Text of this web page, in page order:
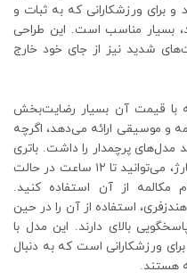
و برای ورزشکارانی که به ثبات و
بسیار مناسب است. این طراحی
شدید نیز از جای خود خارج
با قیمت آن بسیار رضایت‌بخش
و موسیقی ارائه می‌دهد، اگرچه
مدل‌های پرچمدار را داشت. باتری
این مدل عمر مناسبی دارد و با یک بار شارژ، می‌توانید تا ۱۲ ساعت در حالت
۸ ساعت هنگام مکالمه از آن استفاده کنید.
استفاده از آن را در حین
بالای دارند. این مدل با
ورزشکارانی است که به دنبال
هستند.